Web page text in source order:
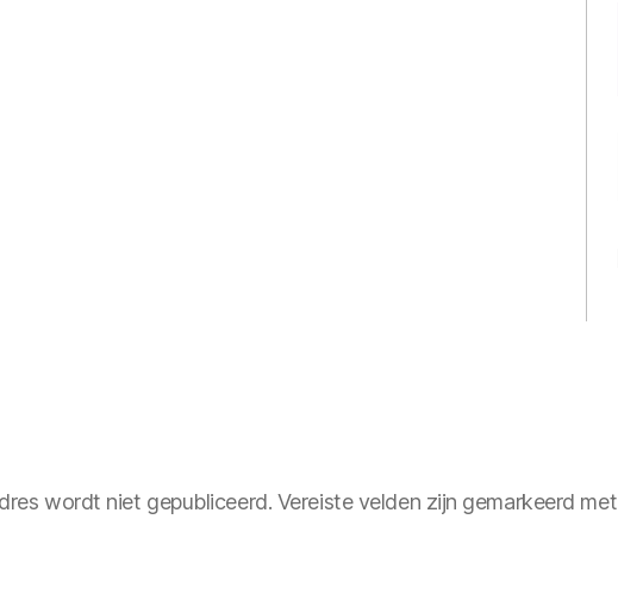
wordt niet gepubliceerd. Vereiste velden zijn gemarkeerd met